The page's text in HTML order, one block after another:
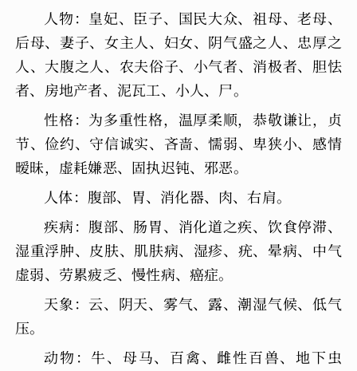
人物：皇妃、臣子、国民大众、祖母、老母、
后母、妻子、女主人、妇女、阴气盛之人、忠厚之
人、大腹之人、农夫俗子、小气者、消极者、胆怯
者、房地产者、泥瓦工、小人、尸。
性格：为多重性格，温厚柔顺，恭敬谦让，贞
节、俭约、守信诚实、吝啬、懦弱、卑狭小、感情
暧昧，虚耗嫌恶、固执迟钝、邪恶。
人体：腹部、胃、消化器、肉、右肩。
疾病：腹部、肠胃、消化道之疾、饮食停滞、
湿重浮肿、皮肤、肌肤病、湿疹、疣、晕病、中气
虚弱、劳累疲乏、慢性病、癌症。
天象：云、阴天、雾气、露、潮湿气候、低气
压。
动物：牛、母马、百禽、雌性百兽、地下虫